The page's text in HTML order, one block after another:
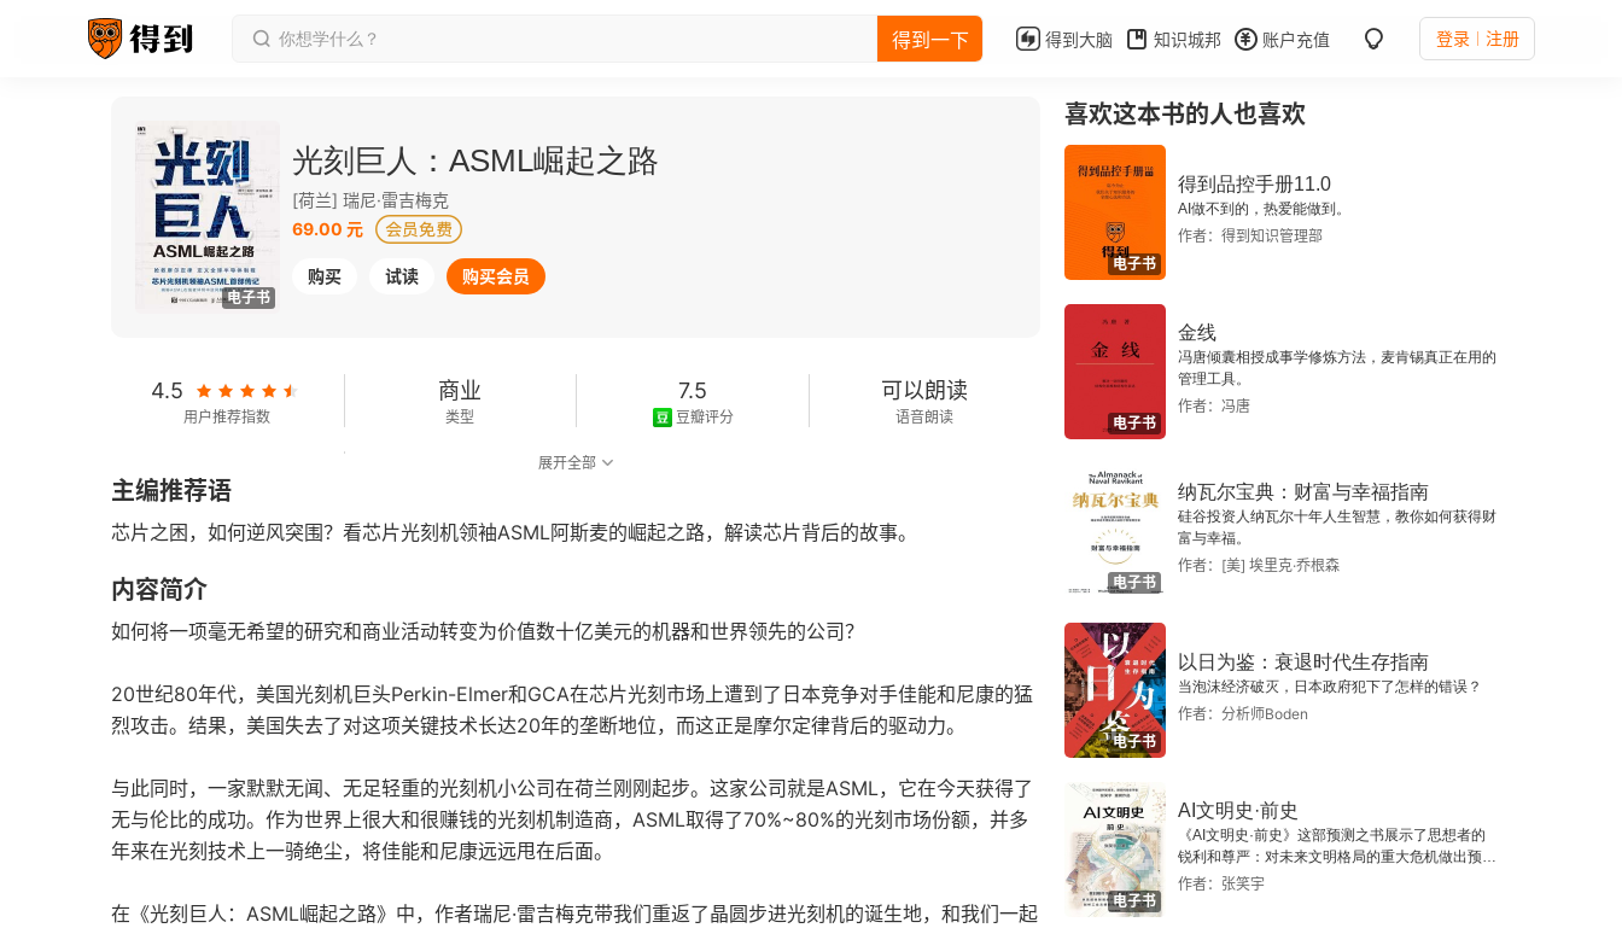
得到一下 得到大脑 知识城邦 账户充值 登录 注册
电子书
光刻巨人：ASML崛起之路
[荷兰] 瑞尼·雷吉梅克
69.00 元
购买 试读 购买会员
4.5
用户推荐指数
商业
类型
7.5
豆瓣评分
可以朗读
语音朗读
字数
展开全部
主编推荐语
芯片之困，如何逆风突围？看芯片光刻机领袖ASML阿斯麦的崛起之路，解读芯片背后的故事。
内容简介
如何将一项毫无希望的研究和商业活动转变为价值数十亿美元的机器和世界领先的公司？
20世纪80年代，美国光刻机巨头Perkin-Elmer和GCA在芯片光刻市场上遭到了日本竞争对手佳能和尼康的猛
烈攻击。结果，美国失去了对这项关键技术长达20年的垄断地位，而这正是摩尔定律背后的驱动力。
与此同时，一家默默无闻、无足轻重的光刻机小公司在荷兰刚刚起步。这家公司就是ASML，它在今天获得了
无与伦比的成功。作为世界上很大和很赚钱的光刻机制造商，ASML取得了70%~80%的光刻市场份额，并多
年来在光刻技术上一骑绝尘，将佳能和尼康远远甩在后面。
在《光刻巨人：ASML崛起之路》中，作者瑞尼·雷吉梅克带我们重返了晶圆步进光刻机的诞生地，和我们一起
喜欢这本书的人也喜欢
电子书
得到品控手册11.0
AI做不到的，热爱能做到。
作者：得到知识管理部
电子书
金线
冯唐倾囊相授成事学修炼方法，麦肯锡真正在用的
管理工具。
作者：冯唐
电子书
纳瓦尔宝典：财富与幸福指南
硅谷投资人纳瓦尔十年人生智慧，教你如何获得财
富与幸福。
作者：[美] 埃里克·乔根森
电子书
以日为鉴：衰退时代生存指南
当泡沫经济破灭，日本政府犯下了怎样的错误？
作者：分析师Boden
电子书
AI文明史·前史
《AI文明史·前史》这部预测之书展示了思想者的
锐利和尊严：对未来文明格局的重大危机做出预
警，提示人类做出智慧的选择。
作者：张笑宇